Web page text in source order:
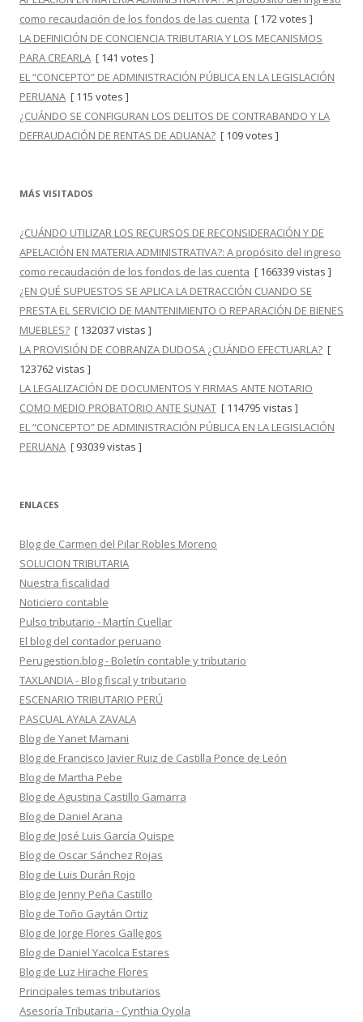
como recaudación de los fondos de las cuenta [ 172 votes ]
LA DEFINICIÓN DE CONCIENCIA TRIBUTARIA Y LOS MECANISMOS
PARA CREARLA [ 141 votes ]
EL “CONCEPTO” DE ADMINISTRACIÓN PÚBLICA EN LA LEGISLACIÓN
PERUANA [ 115 votes ]
¿CUÁNDO SE CONFIGURAN LOS DELITOS DE CONTRABANDO Y LA
DEFRAUDACIÓN DE RENTAS DE ADUANA? [ 109 votes ]
MÁS VISITADOS
¿CUÁNDO UTILIZAR LOS RECURSOS DE RECONSIDERACIÓN Y DE
APELACIÓN EN MATERIA ADMINISTRATIVA?: A propósito del ingreso
como recaudación de los fondos de las cuenta [ 166339 vistas ]
¿EN QUÉ SUPUESTOS SE APLICA LA DETRACCIÓN CUANDO SE
PRESTA EL SERVICIO DE MANTENIMIENTO O REPARACIÓN DE BIENES
MUEBLES? [ 132037 vistas ]
LA PROVISIÓN DE COBRANZA DUDOSA ¿CUÁNDO EFECTUARLA? [
123762 vistas ]
LA LEGALIZACIÓN DE DOCUMENTOS Y FIRMAS ANTE NOTARIO
COMO MEDIO PROBATORIO ANTE SUNAT [ 114795 vistas ]
EL “CONCEPTO” DE ADMINISTRACIÓN PÚBLICA EN LA LEGISLACIÓN
PERUANA [ 93039 vistas ]
ENLACES
Blog de Carmen del Pilar Robles Moreno
SOLUCION TRIBUTARIA
Nuestra fiscalidad
Noticiero contable
Pulso tributario - Martín Cuellar
El blog del contador peruano
Perugestion.blog - Boletín contable y tributario
TAXLANDIA - Blog fiscal y tributario
ESCENARIO TRIBUTARIO PERÚ
PASCUAL AYALA ZAVALA
Blog de Yanet Mamani
Blog de Francisco Javier Ruiz de Castilla Ponce de León
Blog de Martha Pebe
Blog de Agustina Castillo Gamarra
Blog de Daniel Arana
Blog de José Luis García Quispe
Blog de Oscar Sánchez Rojas
Blog de Luis Durán Rojo
Blog de Jenny Peña Castillo
Blog de Toño Gaytán Ortiz
Blog de Jorge Flores Gallegos
Blog de Daniel Yacolca Estares
Blog de Luz Hirache Flores
Principales temas tributarios
Asesoría Tributaria - Cynthia Oyola